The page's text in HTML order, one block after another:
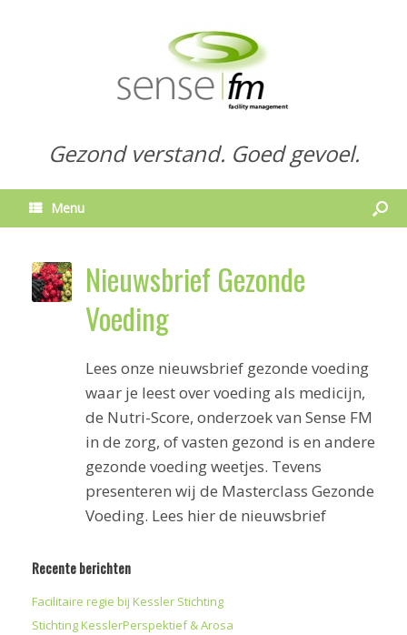
Gezond verstand. Goed gevoel.
Menu
Nieuwsbrief Gezonde
Voeding
Lees onze nieuwsbrief gezonde voeding
waar je leest over voeding als medicijn,
de Nutri-Score, onderzoek van Sense FM
in de zorg, of vasten gezond is en andere
gezonde voeding weetjes. Tevens
presenteren wij de Masterclass Gezonde
Voeding. Lees hier de nieuwsbrief
Recente berichten
Facilitaire regie bij Kessler Stichting
Stichting KesslerPerspektief & Arosa